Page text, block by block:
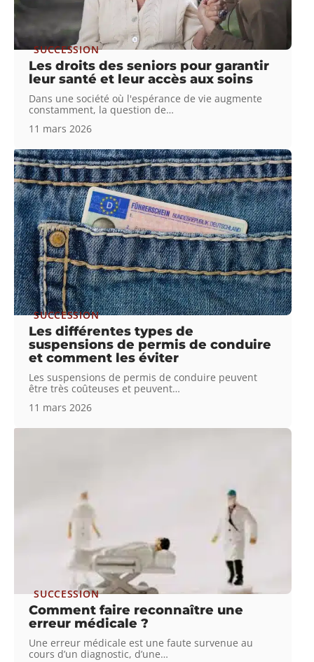
SUCCESSION
Les droits des seniors pour garantir
leur santé et leur accès aux soins
Dans une société où l'espérance de vie augmente
constamment, la question de…
11 mars 2026
SUCCESSION
Les différentes types de
suspensions de permis de conduire
et comment les éviter
Les suspensions de permis de conduire peuvent
être très coûteuses et peuvent…
11 mars 2026
SUCCESSION
Comment faire reconnaître une
erreur médicale ?
Une erreur médicale est une faute survenue au
cours d’un diagnostic, d’une…